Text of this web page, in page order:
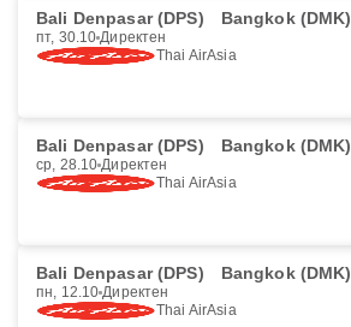
Bali Denpasar (DPS) Bangkok (DMK)
пт, 30.10 Директен
Thai AirAsia
Bali Denpasar (DPS) Bangkok (DMK)
ср, 28.10 Директен
Thai AirAsia
Bali Denpasar (DPS) Bangkok (DMK)
пн, 12.10 Директен
Thai AirAsia